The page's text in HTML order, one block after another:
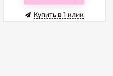
Купить в 1 клик